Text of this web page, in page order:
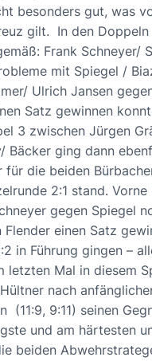
besonders gut, was
gilt. In den
Frank Schneyer/
mit Spiegel /
Ulrich Jansen
Satz gewinnen
3 zwischen Jürgen
Bäcker ging dann
für die beiden
2:1 stand.
gegen Spiegel
Flender einen Satz
in Führung gingen –
letzten Mal in diesem
nach
(11:9, 9:11) seinen
und am härtesten
beiden